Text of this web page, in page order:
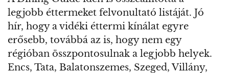
legjobb éttermeket felvonultató listáját. Jó
hír, hogy a vidéki éttermi kínálat egyre
erősebb, továbbá az is, hogy nem egy
régióban összpontosulnak a legjobb helyek.
Encs, Tata, Balatonszemes, Szeged, Villány,